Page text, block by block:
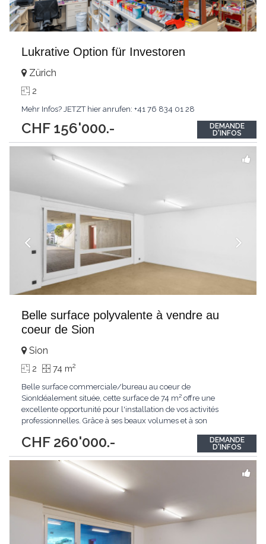
Lukrative Option für Investoren
CHF 156'000.-
Zürich
2
Mehr Infos? JETZT hier anrufen: +41 76 834 01 28
DEMANDE
D'INFOS
Belle surface polyvalente à vendre au
coeur de Sion
CHF 260'000.-
Sion
2 74 m2
Belle surface commerciale/bureau au coeur de
SionIdéalement située, cette surface de 74 m² offre une
excellente opportunité pour l'installation de vos activités
professionnelles. Grâce à ses beaux volumes et à son
multiples configurations, telles que des bureaux, un espace de
coworking ou une activité commerciale de proximité.Ce bien...
DEMANDE
D'INFOS